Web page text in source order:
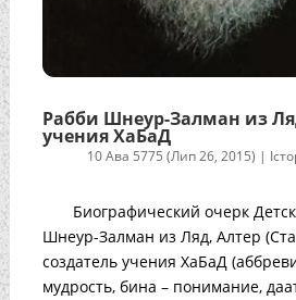
Рабби Шнеур-Залман из
учения ХаБаД
10 Ава 5775 (Лип 26, 2015) |
Биографический очерк
Шнеур-Залман из Ляд, Алтер
создатель учения ХаБаД
мудрость, бина – понимание,